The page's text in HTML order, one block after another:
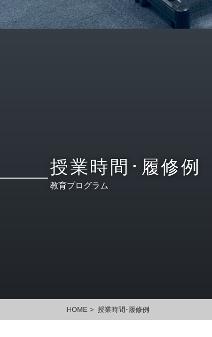
授業時間･履修例
教育プログラム
HOME > 授業時間･履修例